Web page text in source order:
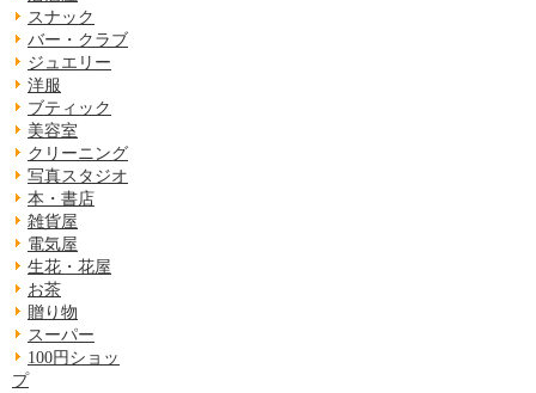
スナック
バー・クラブ
ジュエリー
洋服
ブティック
美容室
クリーニング
写真スタジオ
本・書店
雑貨屋
電気屋
生花・花屋
お茶
贈り物
スーパー
100円ショッ
プ